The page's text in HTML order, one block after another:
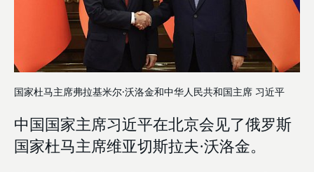
国家杜马主席弗拉基米尔·沃洛金和中华人民共和国主席 习近平
中国国家主席习近平在北京会见了俄罗斯
国家杜马主席维亚切斯拉夫·沃洛金。